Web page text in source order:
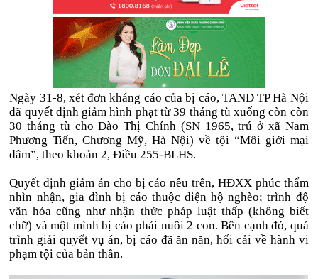
Ngày 31-8, xét đơn kháng cáo của bị cáo, TAND TP Hà Nội
đã quyết định giảm hình phạt từ 39 tháng tù xuống còn còn
30 tháng tù cho Đào Thị Chính (SN 1965, trú ở xã Nam
Phương Tiến, Chương Mỹ, Hà Nội) về tội “Môi giới mại
dâm”, theo khoản 2, Điều 255-BLHS.
Quyết định giảm án cho bị cáo nêu trên, HĐXX phúc thẩm
nhìn nhận, gia đình bị cáo thuộc diện hộ nghèo; trình độ
văn hóa cũng như nhận thức pháp luật thấp (không biết
chữ) và một mình bị cáo phải nuôi 2 con. Bên cạnh đó, quá
trình giải quyết vụ án, bị cáo đã ăn năn, hối cải về hành vi
phạm tội của bản thân.